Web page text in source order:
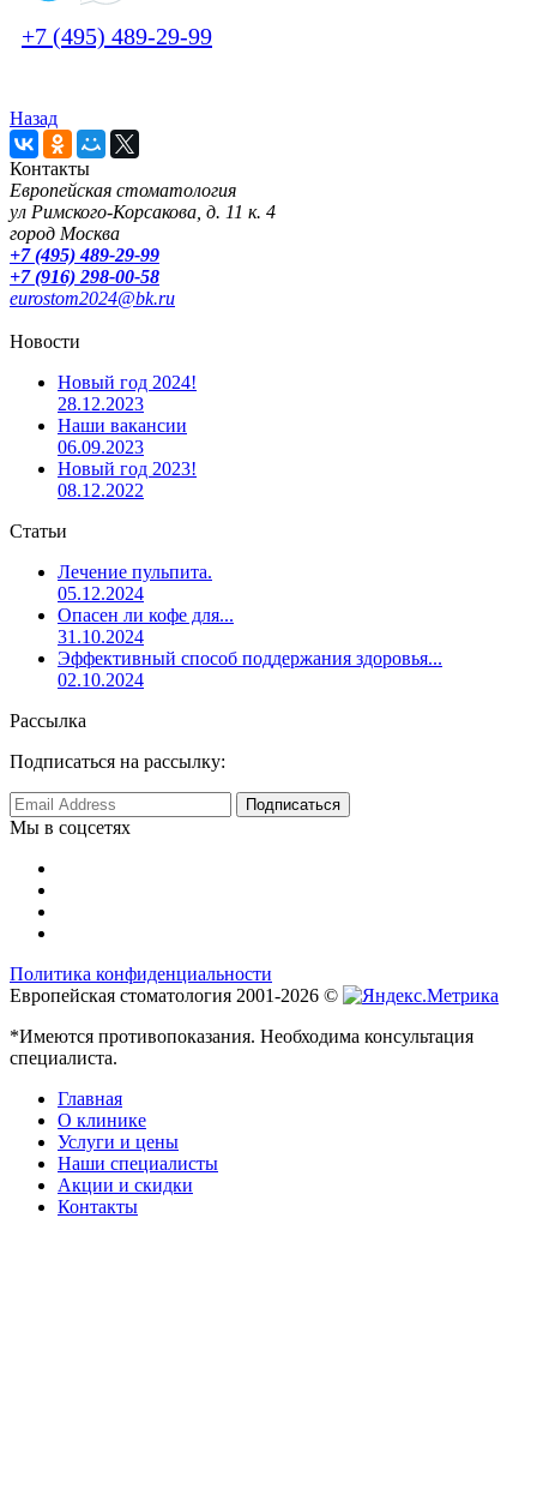
+7 (495) 489-29-99
Назад
Контакты
Европейская стоматология
ул Римского-Корсакова, д. 11 к. 4
город Москва
+7 (495) 489-29-99
+7 (916) 298-00-58
eurostom2024@bk.ru
Новости
Новый год 2024!
28.12.2023
Наши вакансии
06.09.2023
Новый год 2023!
08.12.2022
Статьи
Лечение пульпита.
05.12.2024
Опасен ли кофе для...
31.10.2024
Эффективный способ поддержания здоровья...
02.10.2024
Рассылка
Подписаться на рассылку:
Мы в соцсетях
Политика конфиденциальности
Европейская стоматология 2001-2026 ©
*Имеются противопоказания. Необходима консультация
специалиста.
Главная
О клинике
Услуги и цены
Наши специалисты
Акции и скидки
Контакты